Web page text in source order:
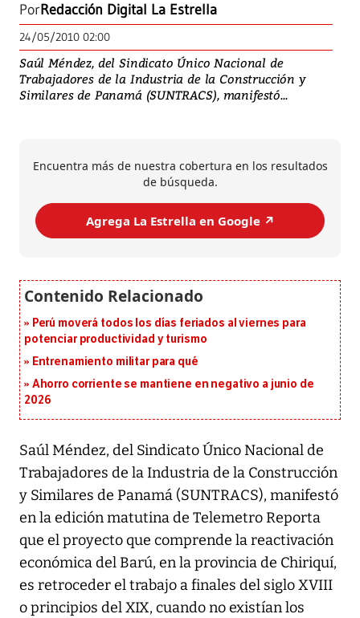
PorRedacción Digital La Estrella
24/05/2010 02:00
Saúl Méndez, del Sindicato Único Nacional de
Trabajadores de la Industria de la Construcción y
Similares de Panamá (SUNTRACS), manifestó...
Encuentra más de nuestra cobertura en los resultados
de búsqueda.
Agrega La Estrella en Google ↗️
Perú moverá todos los días feriados al viernes para
potenciar productividad y turismo
Entrenamiento militar para qué
Ahorro corriente se mantiene en negativo a junio de
2026
Saúl Méndez, del Sindicato Único Nacional de
Trabajadores de la Industria de la Construcción
y Similares de Panamá (SUNTRACS), manifestó
en la edición matutina de Telemetro Reporta
que el proyecto que comprende la reactivación
económica del Barú, en la provincia de Chiriquí,
es retroceder el trabajo a finales del siglo XVIII
o principios del XIX, cuando no existían los